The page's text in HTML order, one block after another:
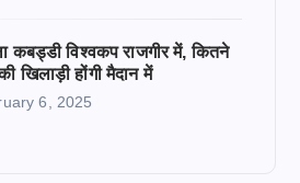
कबड्डी विश्वकप राजगीर में, कितने
खिलाड़ी होंगी मैदान में
6, 2025